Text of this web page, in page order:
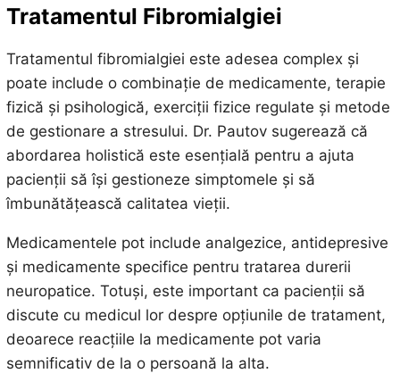
Tratamentul Fibromialgiei
Tratamentul fibromialgiei este adesea complex și
poate include o combinație de medicamente, terapie
fizică și psihologică, exerciții fizice regulate și metode
de gestionare a stresului. Dr. Pautov sugerează că
abordarea holistică este esențială pentru a ajuta
pacienții să își gestioneze simptomele și să
îmbunătățească calitatea vieții.
Medicamentele pot include analgezice, antidepresive
și medicamente specifice pentru tratarea durerii
neuropatice. Totuși, este important ca pacienții să
discute cu medicul lor despre opțiunile de tratament,
deoarece reacțiile la medicamente pot varia
semnificativ de la o persoană la alta.